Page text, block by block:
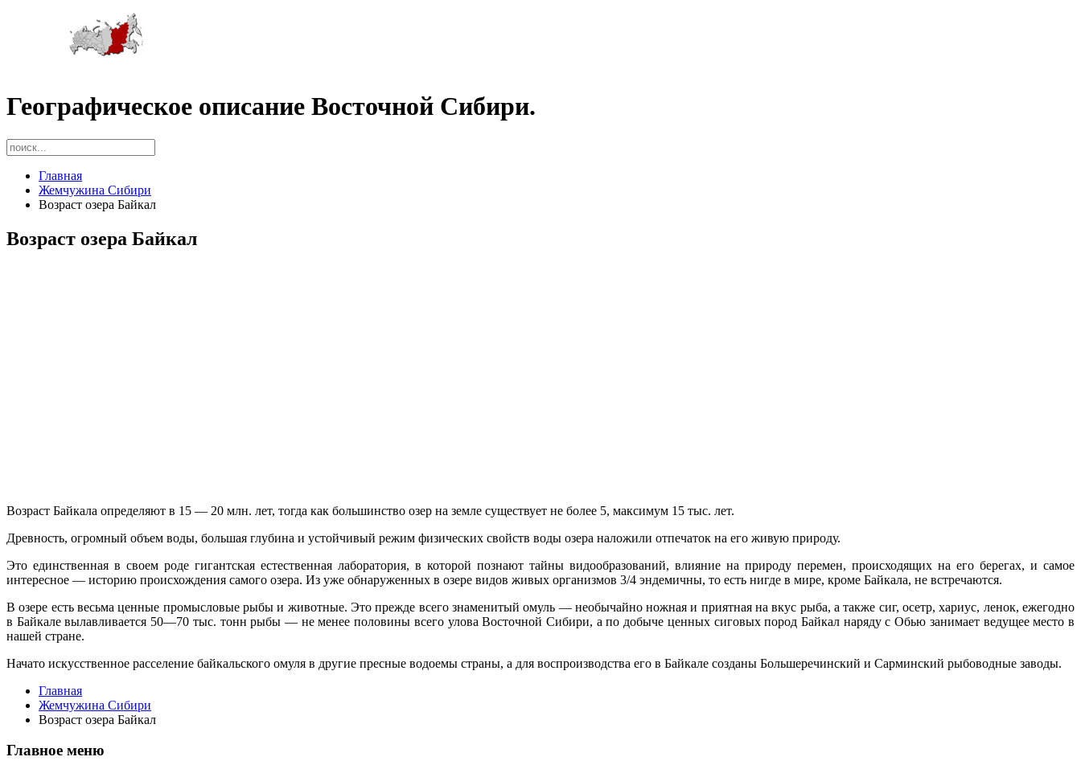
Географическое описание Восточной Сибири.
Главная
Жемчужина Сибири
Возраст озера Байкал
Возраст озера Байкал
Возраст Байкала определяют в 15 — 20 млн. лет, тогда как большинство озер на земле существует не более 5, максимум 15 тыс. лет.
Древность, огромный объем воды, большая глубина и устойчивый ре­жим физических свойств воды озера на­ложили отпечаток на его живую природу.
Это единственная в своем роде гигантская естественная лаборатория, в которой по­знают тайны видообразований, влияние на природу перемен, происходящих на его берегах, и самое
интересное — историю происхождения самого озера. Из уже об­наруженных в озере видов живых орга­низмов 3/4 эндемичны, то есть нигде в мире, кроме Байкала, не встречаются.
В озере есть весьма ценные промысловые рыбы и животные. Это прежде всего зна­менитый омуль — необычайно ножная и приятная на вкус рыба, а также сиг, осетр, хариус, ленок, ежегодно
в Байкале вылав­ливается 50—70 тыс. тонн рыбы — не менее половины всего улова Восточной Сибири, а по добыче ценных сиговых пород Байкал наряду с Обью занимает ведущее место в
нашей стране.
Начато искусственное расселение байкальского омуля в другие пресные во­доемы страны, а для воспроиз­водства его в Байкале созданы Большеречинский и Сарминский рыбоводные заводы.
Главная
Жемчужина Сибири
Возраст озера Байкал
Главное меню